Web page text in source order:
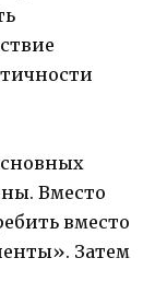
Вместо
вместо
Затем